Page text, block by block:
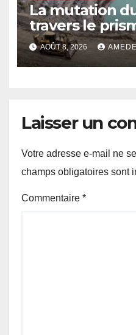
La mutation
travers le
Continuisme :
de l’extraction
de la
AOÛT 8, 2026
Laisser un
Votre adresse e-mail ne
champs obligatoires sont
Commentaire *